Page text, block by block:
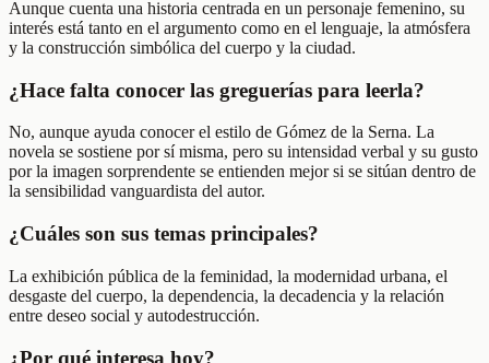
Aunque cuenta una historia centrada en un personaje femenino, su
interés está tanto en el argumento como en el lenguaje, la atmósfera
y la construcción simbólica del cuerpo y la ciudad.
¿Hace falta conocer las greguerías para leerla?
No, aunque ayuda conocer el estilo de Gómez de la Serna. La
novela se sostiene por sí misma, pero su intensidad verbal y su gusto
por la imagen sorprendente se entienden mejor si se sitúan dentro de
la sensibilidad vanguardista del autor.
¿Cuáles son sus temas principales?
La exhibición pública de la feminidad, la modernidad urbana, el
desgaste del cuerpo, la dependencia, la decadencia y la relación
entre deseo social y autodestrucción.
¿Por qué interesa hoy?